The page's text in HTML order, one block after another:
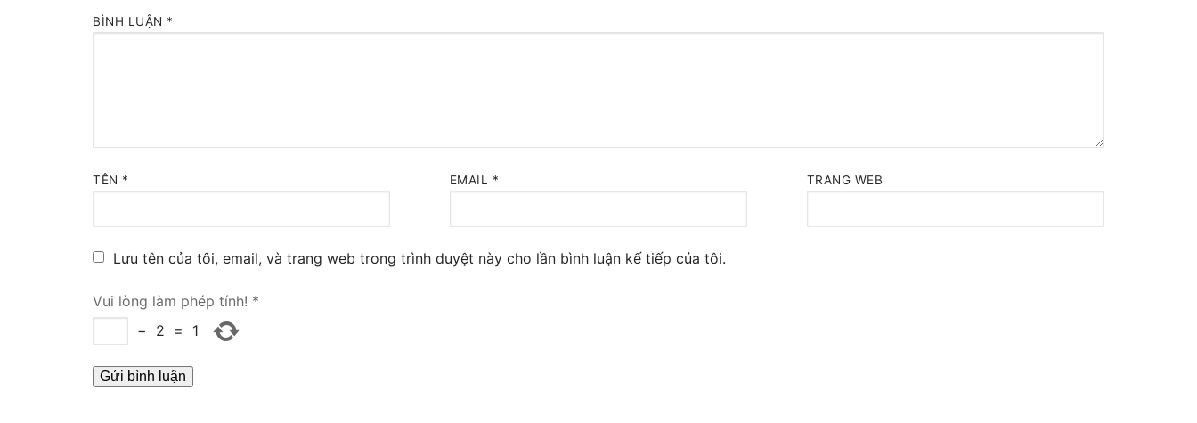
BÌNH LUẬN *
TÊN * EMAIL * TRANG WEB
Lưu tên của tôi, email, và trang web trong trình duyệt này cho lần bình luận kế tiếp của tôi.
Vui lòng làm phép tính! *
−
2 = 1